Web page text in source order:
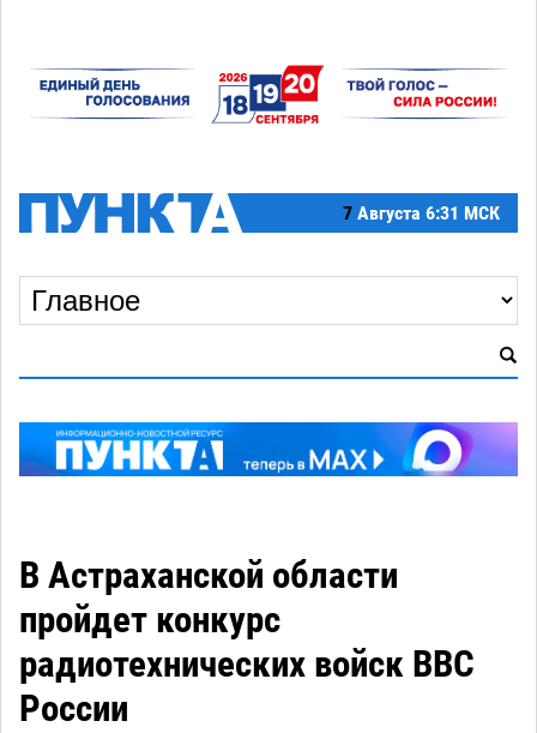
7 Августа 6:31 МСК
В Астраханской области
пройдет конкурс
радиотехнических войск ВВС
России